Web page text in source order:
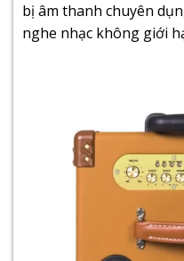
bị âm thanh chuyên
nghe nhạc không giới